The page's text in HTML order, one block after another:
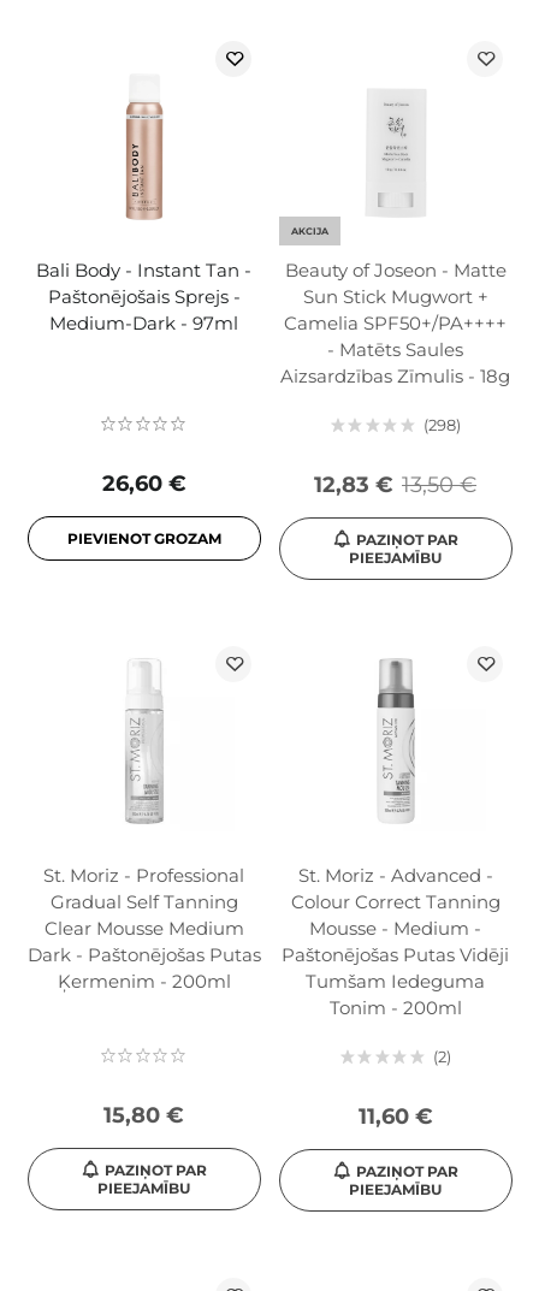
Bali Body - Instant Tan -
Paštonējošais Sprejs -
Medium-Dark - 97ml
26,60 €
PIEVIENOT GROZAM
AKCIJA
Beauty of Joseon - Matte
Sun Stick Mugwort +
Camelia SPF50+/PA++++
- Matēts Saules
Aizsardzības Zīmulis - 18g
298
13,50 €
12,83 €
PAZIŅOT PAR
PIEEJAMĪBU
St. Moriz - Professional
Gradual Self Tanning
Clear Mousse Medium
Dark - Paštonējošas Putas
Ķermenim - 200ml
15,80 €
PAZIŅOT PAR
PIEEJAMĪBU
St. Moriz - Advanced -
Colour Correct Tanning
Mousse - Medium -
Paštonējošas Putas Vidēji
Tumšam Iedeguma
Tonim - 200ml
2
11,60 €
PAZIŅOT PAR
PIEEJAMĪBU